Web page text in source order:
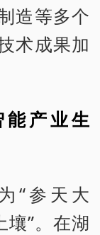
造等多个
术成果加
产业生
“参天大
壤”。在湖